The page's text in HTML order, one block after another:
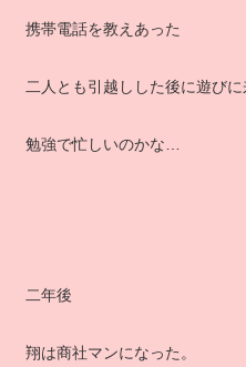
携帯電話を教えあった
二人とも引越しした後に遊びに
勉強で忙しいのかな…
二年後
翔は商社マンになった。